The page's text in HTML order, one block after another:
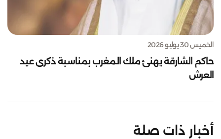
الخميس 30 يوليو 2026
حاكم الشارقة يهنئ ملك المغرب بمناسبة ذكرى عيد
العرش
أخبار ذات صلة